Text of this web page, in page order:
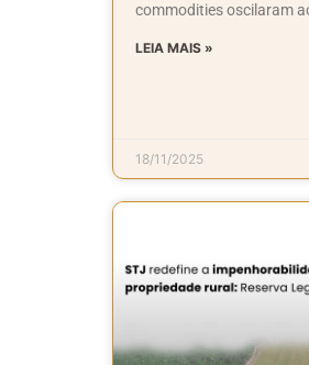
commodities oscilaram
LEIA MAIS »
18/11/2025